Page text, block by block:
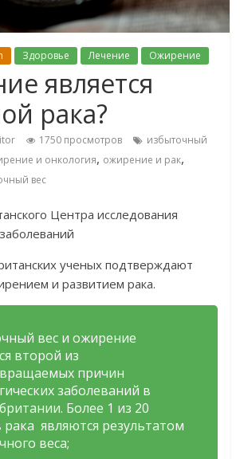
Здоровье Лечение Ожирение
является
рака?
1750 просмотров
избыточный
и онкология, ожирение и рак,
вес
Центра исследования
ученых подтверждают
и развитием рака.
вес и ожирение
второй из
причин
заболеваний в
Более 1 из 20
рака являются результатом
веса;